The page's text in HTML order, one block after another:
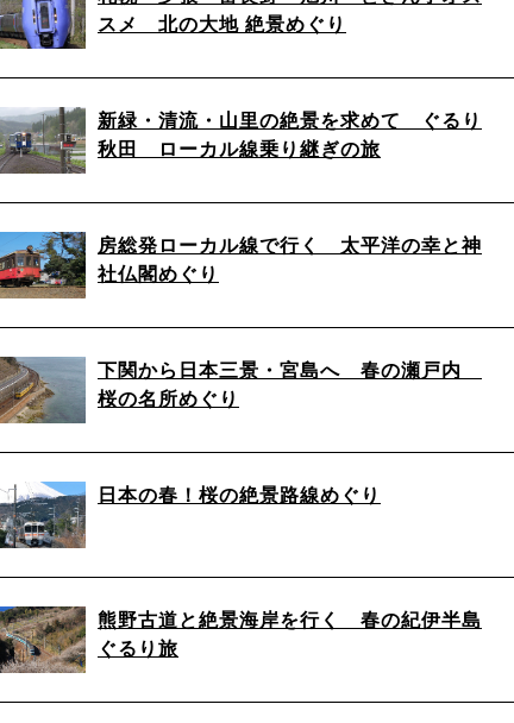
スメ 北の大地 絶景めぐり
新緑・清流・山里の絶景を求めて ぐるり
秋田 ローカル線乗り継ぎの旅
房総発ローカル線で行く 太平洋の幸と神
社仏閣めぐり
下関から日本三景・宮島へ 春の瀬戸内
桜の名所めぐり
日本の春！桜の絶景路線めぐり
熊野古道と絶景海岸を行く 春の紀伊半島
ぐるり旅